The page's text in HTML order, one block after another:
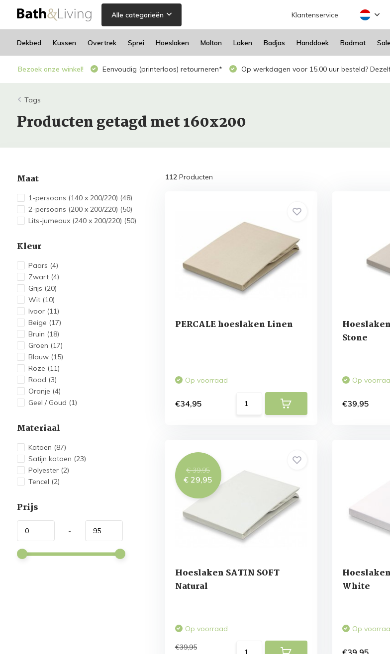
Alle categorieën Klantenservice
Dekbed Kussen Overtrek Sprei Hoeslaken Molton Laken Badjas Handdoek Badmat
Bezoek onze winkel! Eenvoudig (printerloos) retourneren* Op werkdagen voor 15.00 uur besteld?
Tags
Producten getagd met 160x200
Maat
1-persoons (140 x 200/220) (48)
2-persoons (200 x 200/220) (50)
Lits-jumeaux (240 x 200/220) (50)
Kleur
Paars (4)
Zwart (4)
Grijs (20)
Wit (10)
Ivoor (11)
Beige (17)
Bruin (18)
Groen (17)
Blauw (15)
Roze (11)
Rood (3)
Oranje (4)
Geel / Goud (1)
Materiaal
Katoen (87)
Satijn katoen (23)
Polyester (2)
Tencel (2)
Prijs
-
112Producten
PERCALE hoeslaken Linen
Op voorraad
€34,95
Stone
Op
€39,95
€ 39,95
€ 29,95
Hoeslaken SATIN SOFT
Natural
Op voorraad
€39,95
White
Op
€39,95